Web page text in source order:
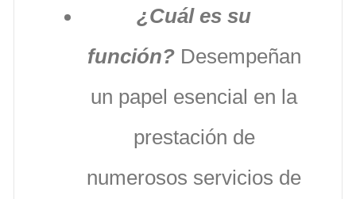
¿Cuál es su
función? Desempeñan
un papel esencial en la
prestación de
numerosos servicios de